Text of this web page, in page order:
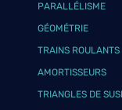
PARALLÉLISME
GÉOMÉTRIE
TRAINS ROULANTS
AMORTISSEURS
TRIANGLES DE